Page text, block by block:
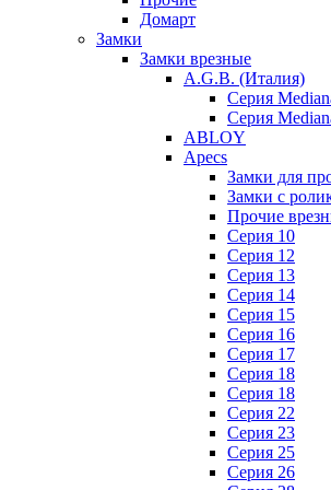
Домарт
Замки
Замки врезные
A.G.B. (Италия)
Серия
Серия
ABLOY
Apecs
Замки для
Замки с
Прочие
Серия 10
Серия 12
Серия 13
Серия 14
Серия 15
Серия 16
Серия 17
Серия 18
Серия 18
Серия 22
Серия 23
Серия 25
Серия 26